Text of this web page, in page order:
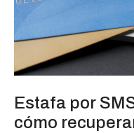
Estafa por
cómo